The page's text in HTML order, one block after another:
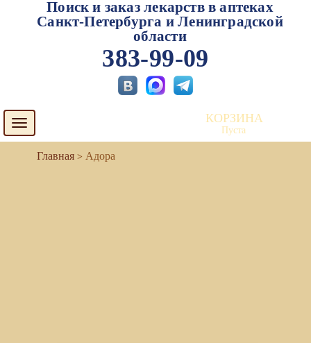
Поиск и заказ лекарств в аптеках
Санкт-Петербурга и Ленинградской
области
383-99-09
Toggle
navigation
КОРЗИНА
Пуста
Адора